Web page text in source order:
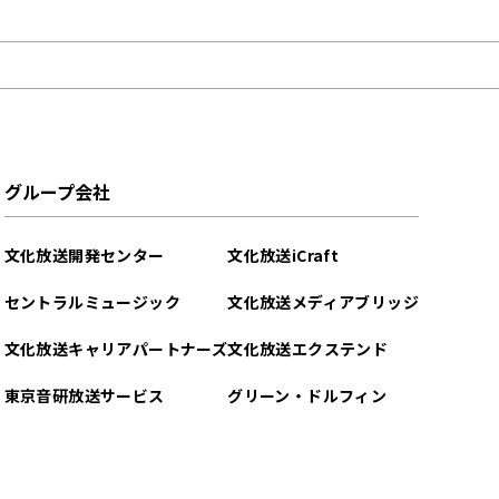
グループ会社
文化放送開発センター
セントラルミュージック
文化放送キャリアパートナーズ
東京音研放送サービス
文化放送iCraft
文化放送メディアブリッジ
文化放送エクステンド
グリーン・ドルフィン